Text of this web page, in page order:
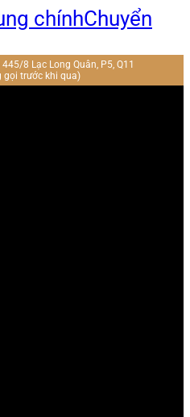
chínhChuyển
8 Lạc Long Quân, P5, Q11
gọi trước khi qua)